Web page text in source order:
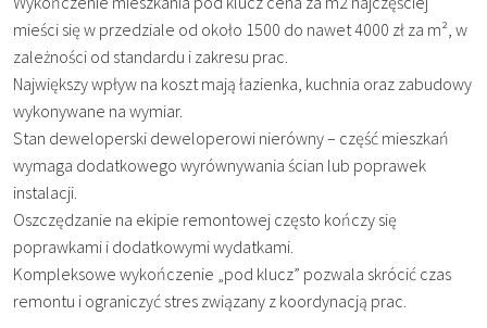
mieści się w przedziale od około 1500 do nawet 4000 zł za m², w
zależności od standardu i zakresu prac.
Największy wpływ na koszt mają łazienka, kuchnia oraz zabudowy
wykonywane na wymiar.
Stan deweloperski deweloperowi nierówny – część mieszkań
wymaga dodatkowego wyrównywania ścian lub poprawek
instalacji.
Oszczędzanie na ekipie remontowej często kończy się
poprawkami i dodatkowymi wydatkami.
Kompleksowe wykończenie „pod klucz” pozwala skrócić czas
remontu i ograniczyć stres związany z koordynacją prac.